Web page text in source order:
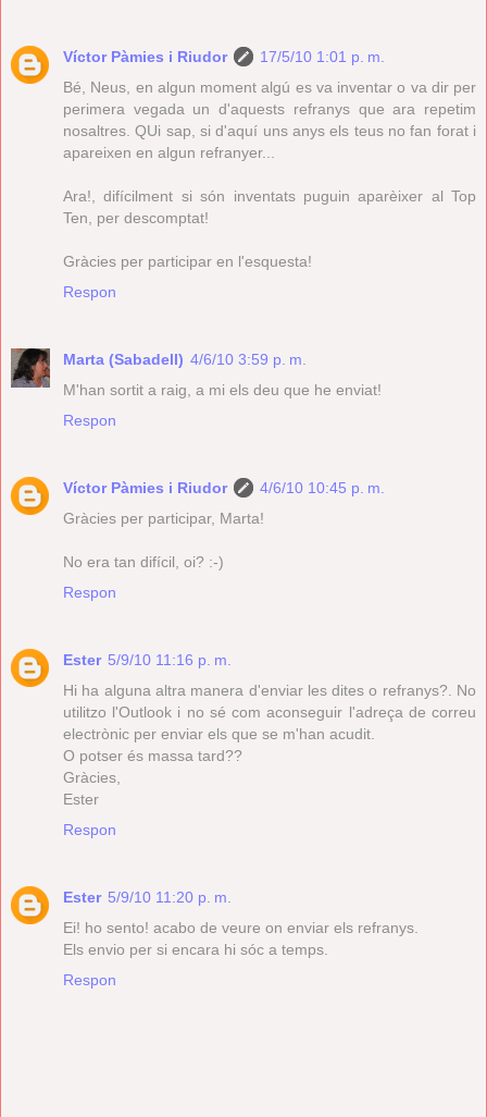
Víctor Pàmies i Riudor
17/5/10 1:01 p. m.
Bé, Neus, en algun moment algú es va inventar o va dir per
perimera vegada un d'aquests refranys que ara repetim
nosaltres. QUi sap, si d'aquí uns anys els teus no fan forat i
apareixen en algun refranyer...
Ara!, difícilment si són inventats puguin aparèixer al Top
Ten, per descomptat!
Gràcies per participar en l'esquesta!
Respon
Marta (Sabadell) 4/6/10 3:59 p. m.
M'han sortit a raig, a mi els deu que he enviat!
Respon
Víctor Pàmies i Riudor
4/6/10 10:45 p. m.
Gràcies per participar, Marta!
No era tan difícil, oi? :-)
Respon
Ester 5/9/10 11:16 p. m.
Hi ha alguna altra manera d'enviar les dites o refranys?. No
utilitzo l'Outlook i no sé com aconseguir l'adreça de correu
electrònic per enviar els que se m'han acudit.
O potser és massa tard??
Gràcies,
Ester
Respon
Ester 5/9/10 11:20 p. m.
Ei! ho sento! acabo de veure on enviar els refranys.
Els envio per si encara hi sóc a temps.
Respon